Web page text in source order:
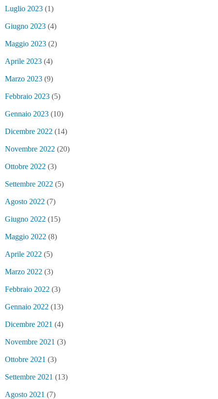
Luglio 2023 (1)
Giugno 2023 (4)
Maggio 2023 (2)
Aprile 2023 (4)
Marzo 2023 (9)
Febbraio 2023 (5)
Gennaio 2023 (10)
Dicembre 2022 (14)
Novembre 2022 (20)
Ottobre 2022 (3)
Settembre 2022 (5)
Agosto 2022 (7)
Giugno 2022 (15)
Maggio 2022 (8)
Aprile 2022 (5)
Marzo 2022 (3)
Febbraio 2022 (3)
Gennaio 2022 (13)
Dicembre 2021 (4)
Novembre 2021 (3)
Ottobre 2021 (3)
Settembre 2021 (13)
Agosto 2021 (7)